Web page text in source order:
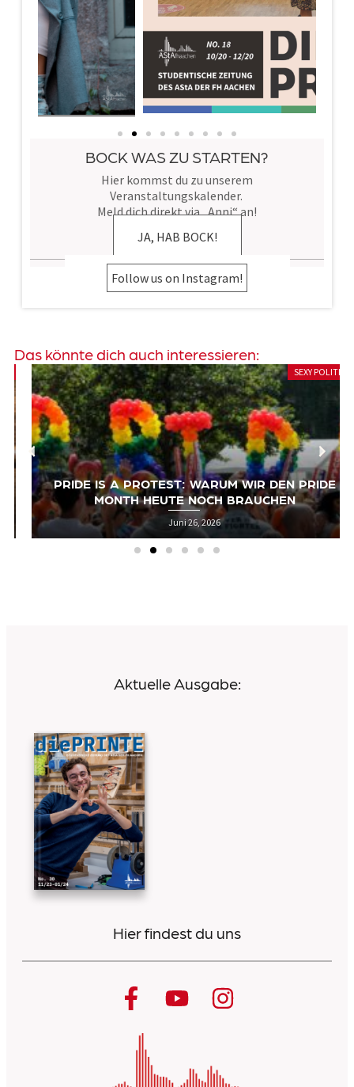
BOCK WAS ZU STARTEN?
Hier kommst du zu unserem
Veranstaltungskalender.
Meld dich direkt via „Anni“ an!
JA, HAB BOCK!
Follow us on Instagram!
Das könnte dich auch interessieren:
SEXY POLITICS
PRIDE IS A PROTEST: WARUM WIR DEN PRIDE
MONTH HEUTE NOCH BRAUCHEN
Juni 26, 2026
Aktuelle Ausgabe:
Hier findest du uns